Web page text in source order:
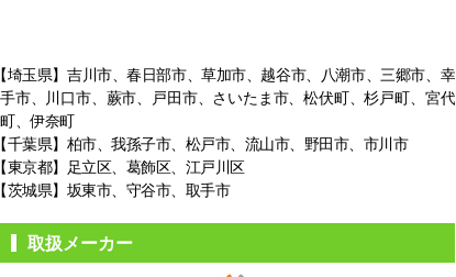
埼玉県】吉川市、春日部市、草加市、越谷市、八潮市、三郷市、幸
手市、
川口市、蕨市、戸田市、さいたま市、松伏町、杉戸町、宮代
町、伊奈町
千葉県】柏市、我孫子市、松戸市、 流山市、野田市、市川市
東京都】足立区、葛飾区、江戸川区
茨城県】坂東市、守谷市、取手市
取扱メーカー